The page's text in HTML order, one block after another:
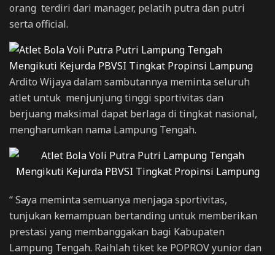
orang terdiri dari manager, pelatih putra dan putri
serta official.
Ardito Wijaya dalam sambutannya meminta seluruh
atlet untuk menjunjung tinggi sportivitas dan
berjuang maksimal dapat berlaga di tingkat nasional,
mengharumkan nama Lampung Tengah.
“ Saya meminta semuanya menjaga sportivitas,
tunjukan kemampuan bertanding untuk memberikan
prestasi yang membanggakan bagi Kabupaten
Lampung Tengah. Raihlah tiket ke POPROV yunior dan